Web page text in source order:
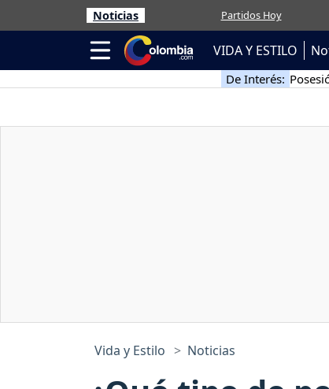
Noticias Partidos Hoy
VIDA Y ESTILO
De Interés:
Vida y Estilo Noticias